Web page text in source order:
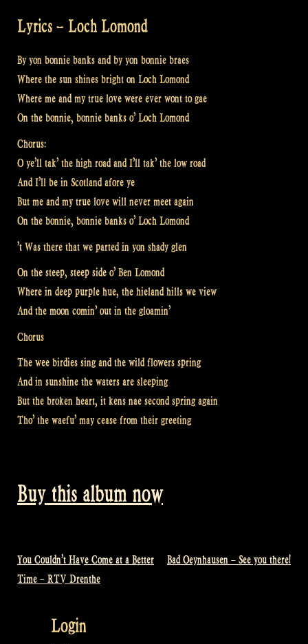
Lyrics – Loch Lomond
By yon bonnie banks and by yon bonnie braes
Where the sun shines bright on Loch Lomond
Where me and my true love were ever wont to gae
On the bonnie, bonnie banks o’ Loch Lomond
Chorus:
O ye’ll tak’ the high road and I’ll tak’ the low road
And I’ll be in Scotland afore ye
But me and my true love will never meet again
On the bonnie, bonnie banks o’ Loch Lomond
’t Was there that we parted in yon shady glen
On the steep, steep side o’ Ben Lomond
Where in deep purple hue, the hieland hills we view
And the moon comin’ out in the gloamin’
Chorus
The wee birdies sing and the wild flowers spring
And in sunshine the waters are sleeping
But the broken heart, it kens nae second spring again
Tho’ the waefu’ may cease from their greeting
Buy this album now
Bericht
You Couldn’t Have Come at a Better
Time – RTV Drenthe
Bad Oeynhausen – See you there!
Login